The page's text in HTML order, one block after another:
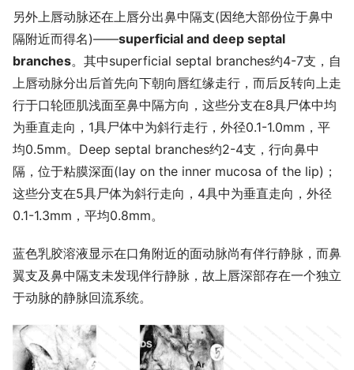
另外上唇动脉还在上唇分出鼻中隔支(因绝大部份位于鼻中
隔附近而得名)——superficial and deep septal
branches。其中superficial septal branches约4-7支，自
上唇动脉分出后首先向下朝向唇红缘走行，而后反转向上走
行于口轮匝肌浅面至鼻中隔方向，这些分支在8具尸体中均
为垂直走向，1具尸体中为斜行走行，外径0.1-1.0mm，平
均0.5mm。Deep septal branches约2-4支，行向鼻中
隔，位于粘膜深面(lay on the inner mucosa of the lip)；
这些分支在5具尸体为斜行走向，4具中为垂直走向，外径
0.1-1.3mm，平均0.8mm。
蓝色乳胶溶液显示在口角附近的面动脉尚有伴行静脉，而鼻
翼支及鼻中隔支未发现伴行静脉，故上唇深部存在一个独立
于动脉的静脉回流系统。